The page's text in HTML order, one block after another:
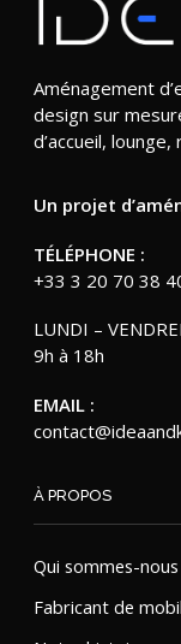
Aménagement
design sur
d’accueil,
Un projet
TÉLÉPHONE :
+33 3 20 70 38
LUNDI –
9h à 18h
EMAIL :
À PROPOS
Qui sommes-nous
Fabricant de